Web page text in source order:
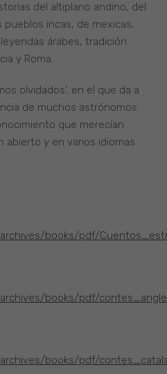
del altiplano andino, del
pueblos incas, de mexicas,
árabes, tradición
y Roma.
olvidados’, en el que da a
de muchos astrónomos
que merecían.
abierto y en varios idiomas.
books/pdf/
books/pdf/
books/pdf/